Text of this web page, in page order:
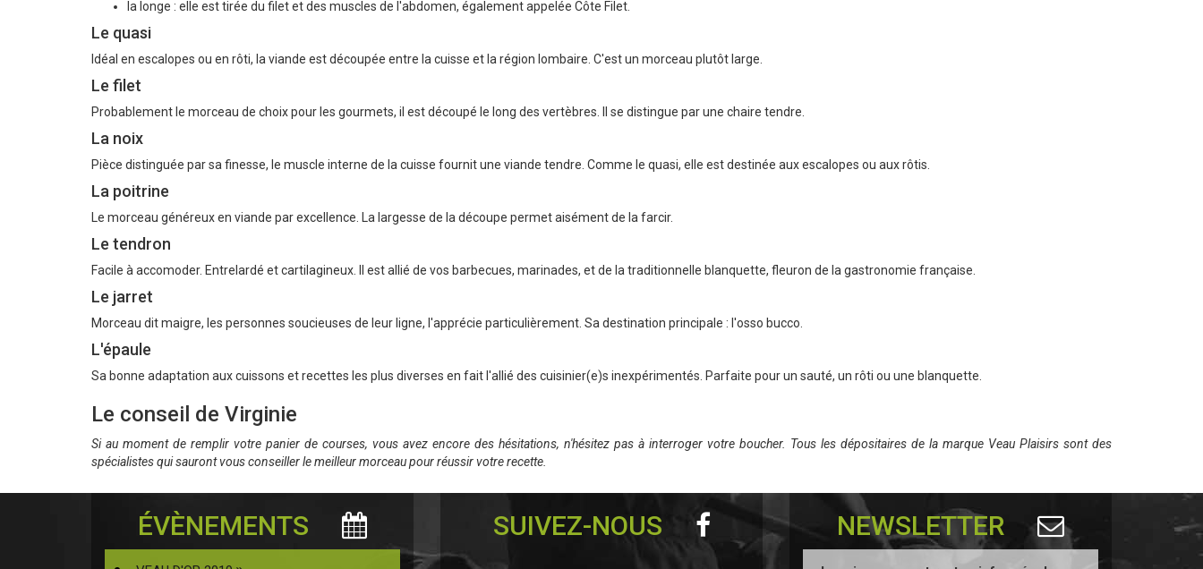
la longe : elle est tirée du filet et des muscles de l'abdomen, également appelée Côte Filet.
Le quasi
Idéal en escalopes ou en rôti, la viande est découpée entre la cuisse et la région lombaire. C'est un morceau plutôt large.
Le filet
Probablement le morceau de choix pour les gourmets, il est découpé le long des vertèbres. Il se distingue par une chaire tendre.
La noix
Pièce distinguée par sa finesse, le muscle interne de la cuisse fournit une viande tendre. Comme le quasi, elle est destinée aux escalopes ou aux rôtis.
La poitrine
Le morceau généreux en viande par excellence. La largesse de la découpe permet aisément de la farcir.
Le tendron
Facile à accomoder. Entrelardé et cartilagineux. Il est allié de vos barbecues, marinades, et de la traditionnelle blanquette, fleuron de la gastronomie française.
Le jarret
Morceau dit maigre, les personnes soucieuses de leur ligne, l'apprécie particulièrement. Sa destination principale : l'osso bucco.
L'épaule
Sa bonne adaptation aux cuissons et recettes les plus diverses en fait l'allié des cuisinier(e)s inexpérimentés. Parfaite pour un sauté, un rôti ou une blanquette.
Le conseil de Virginie
Si au moment de remplir votre panier de courses, vous avez encore des hésitations, n'hésitez pas à interroger votre boucher. Tous les dépositaires de la marque Veau Plaisirs sont des
spécialistes qui sauront vous conseiller le meilleur morceau pour réussir votre recette.
ÉVÈNEMENTS SUIVEZ-NOUS NEWSLETTER